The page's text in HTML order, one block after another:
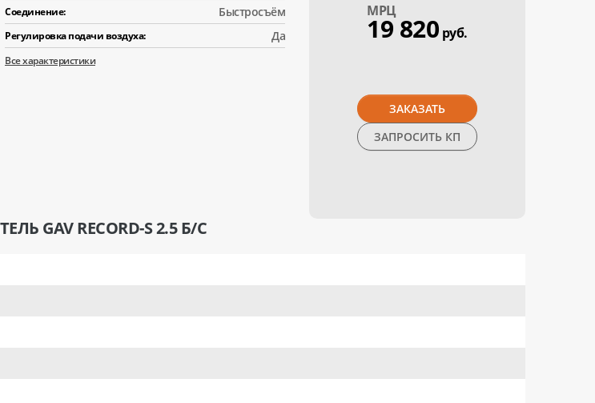
Соединение: Быстросъём
Регулировка подачи воздуха: Да
Все характеристики
МPЦ
19 820 руб.
ЗАКАЗАТЬ
ЗАПРОСИТЬ КП
GAV RECORD-S 2.5 Б/С